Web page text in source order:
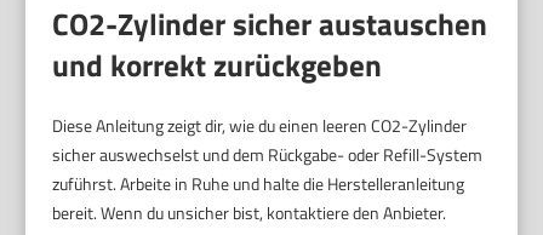
CO2-Zylinder sicher austauschen
und korrekt zurückgeben
Diese Anleitung zeigt dir, wie du einen leeren CO2-Zylinder
sicher auswechselst und dem Rückgabe- oder Refill-System
zuführst. Arbeite in Ruhe und halte die Herstelleranleitung
bereit. Wenn du unsicher bist, kontaktiere den Anbieter.